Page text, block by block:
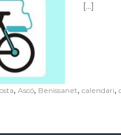
[…]
, Ascó, Benissanet, calendari,